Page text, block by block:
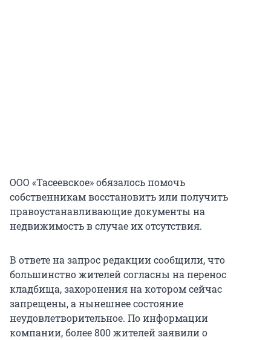
ООО «Тасеевское» обязалось помочь
собственникам восстановить или получить
правоустанавливающие документы на
недвижимость в случае их отсутствия.
В ответе на запрос редакции сообщили, что
большинство жителей согласны на перенос
кладбища, захоронения на котором сейчас
запрещены, а нынешнее состояние
неудовлетворительное. По информации
компании, более 800 жителей заявили о